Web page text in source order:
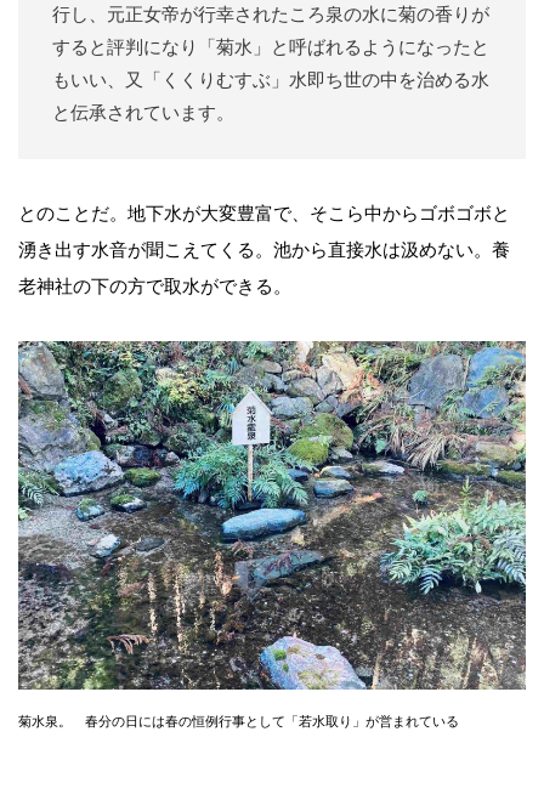
行し、元正女帝が行幸されたころ泉の水に菊の香りが
すると評判になり「菊水」と呼ばれるようになったと
もいい、又「くくりむすぶ」水即ち世の中を治める水
と伝承されています。
とのことだ。地下水が大変豊富で、そこら中からゴボゴボと
湧き出す水音が聞こえてくる。池から直接水は汲めない。養
老神社の下の方で取水ができる。
菊水泉。 春分の日には春の恒例行事として「若水取り」が営まれている